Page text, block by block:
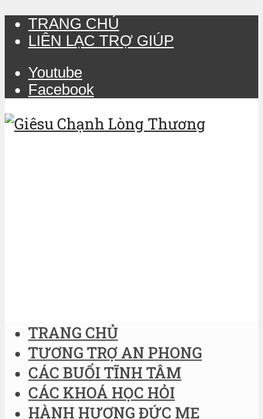
TRANG CHỦ
LIÊN LẠC TRỢ GIÚP
Youtube
Facebook
TRANG CHỦ
TƯƠNG TRỢ AN PHONG
CÁC BUỔI TĨNH TÂM
CÁC KHOÁ HỌC HỎI
HÀNH HƯƠNG ĐỨC MẸ